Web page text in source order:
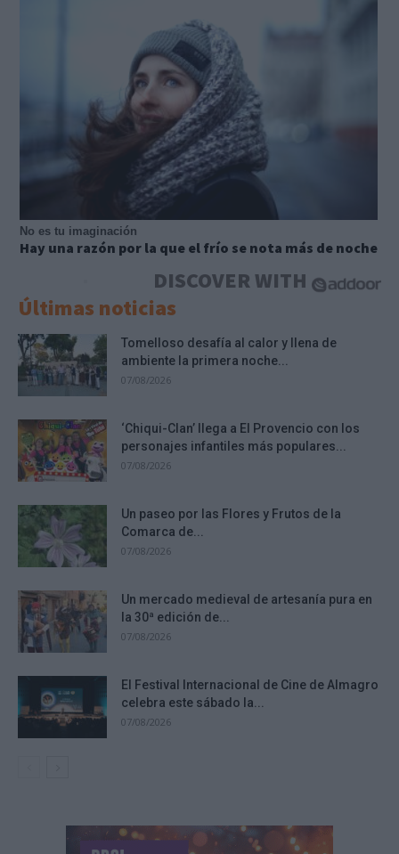
No es tu imaginación
Hay una razón por la que el frío se nota más de noche
DISCOVER WITH
Últimas noticias
Tomelloso desafía al calor y llena de
ambiente la primera noche...
07/08/2026
‘Chiqui-Clan’ llega a El Provencio con los
personajes infantiles más populares...
07/08/2026
Un paseo por las Flores y Frutos de la
Comarca de...
07/08/2026
Un mercado medieval de artesanía pura en
la 30ª edición de...
07/08/2026
El Festival Internacional de Cine de Almagro
celebra este sábado la...
07/08/2026